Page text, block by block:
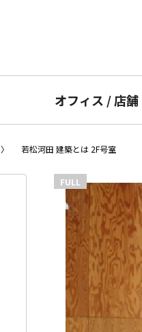
オフィス /店舗
若松河田 建築とは 2F号室
FULL